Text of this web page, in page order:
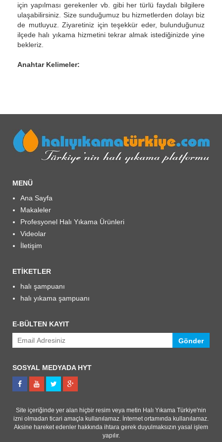
için yapılması gerekenler vb. gibi her türlü faydalı bilgilere
ulaşabilirsiniz. Size sunduğumuz bu hizmetlerden dolayı biz
de mutluyuz. Ziyaretiniz için teşekkür eder, bulunduğunuz
ilçede halı yıkama hizmetini tekrar almak istediğinizde yine
bekleriz.
Anahtar Kelimeler:
MENÜ
Ana Sayfa
Makaleler
Profesyonel Halı Yıkama Ürünleri
Videolar
İletişim
ETIKETLER
halı şampuanı
halı yıkama şampuanı
E-BÜLTEN KAYIT
Gönder
SOSYAL MEDYADA HYT
Site içeriğinde yer alan hiçbir resim veya metin Halı Yıkama Türkiye'nin
izni olmadan ticari amaçla kullanılamaz. İnternet ortamında kullanılamaz.
Aksine hareket edenler hakkında ihtara gerek duyulmaksızın yasal işlem
yapılır.